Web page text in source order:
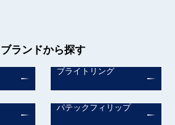
ブランドから探す
ブライトリング
パテックフィリップ